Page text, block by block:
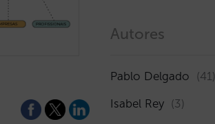
Autores
Pablo Delgado (41)
Isabel Rey (3)